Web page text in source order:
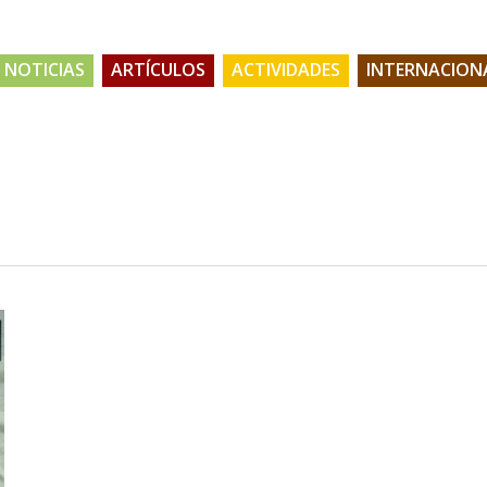
NOTICIAS ARTÍCULOS ACTIVIDADES